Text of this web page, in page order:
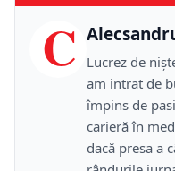
C
Lucrez de
am intrat de
împins de
carieră în
dacă presa a